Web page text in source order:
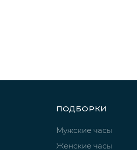
ПОДБОРКИ
Мужские часы
Женские часы